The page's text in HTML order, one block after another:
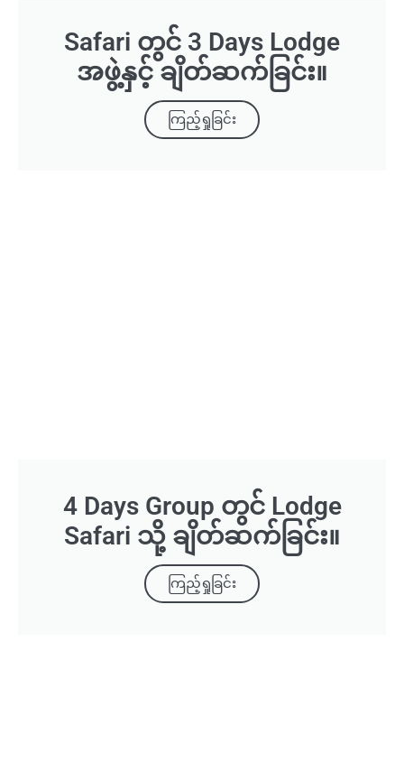
Safari တွင် 3 Days Lodge
အဖွဲ့နှင့် ချိတ်ဆက်ခြင်း။
ကြည့်ရှုခြင်း
4 Days Group တွင် Lodge
Safari သို့ ချိတ်ဆက်ခြင်း။
ကြည့်ရှုခြင်း